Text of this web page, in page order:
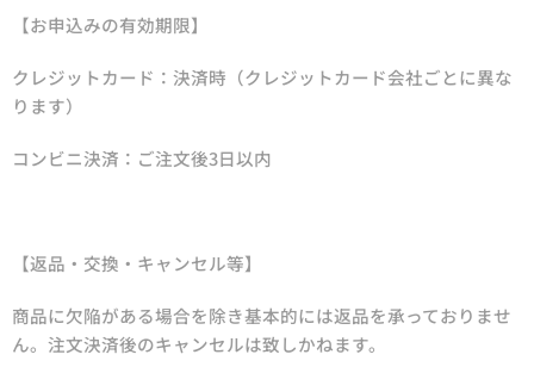
【お申込みの有効期限】
クレジットカード：決済時（クレジットカード会社ごとに異な
ります）
コンビニ決済：ご注文後3日以内
【返品・交換・キャンセル等】
商品に欠陥がある場合を除き基本的には返品を承っておりませ
ん。注文決済後のキャンセルは致しかねます。